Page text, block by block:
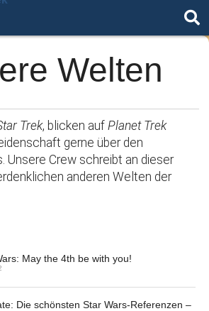
Welten
Trek, blicken auf Planet Trek
gerne über den
Unsere Crew schreibt an dieser
anderen Welten der
May the 4th be with you!
Die schönsten Star Wars-Referenzen –